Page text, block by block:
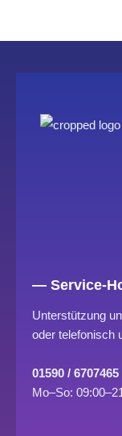
— Service-
Unterstützung
oder telefonisch
01590 / 6707465
Mo–So: